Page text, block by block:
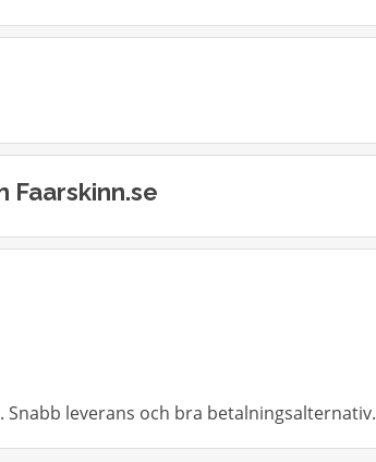
Faarskinn.se
leverans och bra betalningsalternativ.